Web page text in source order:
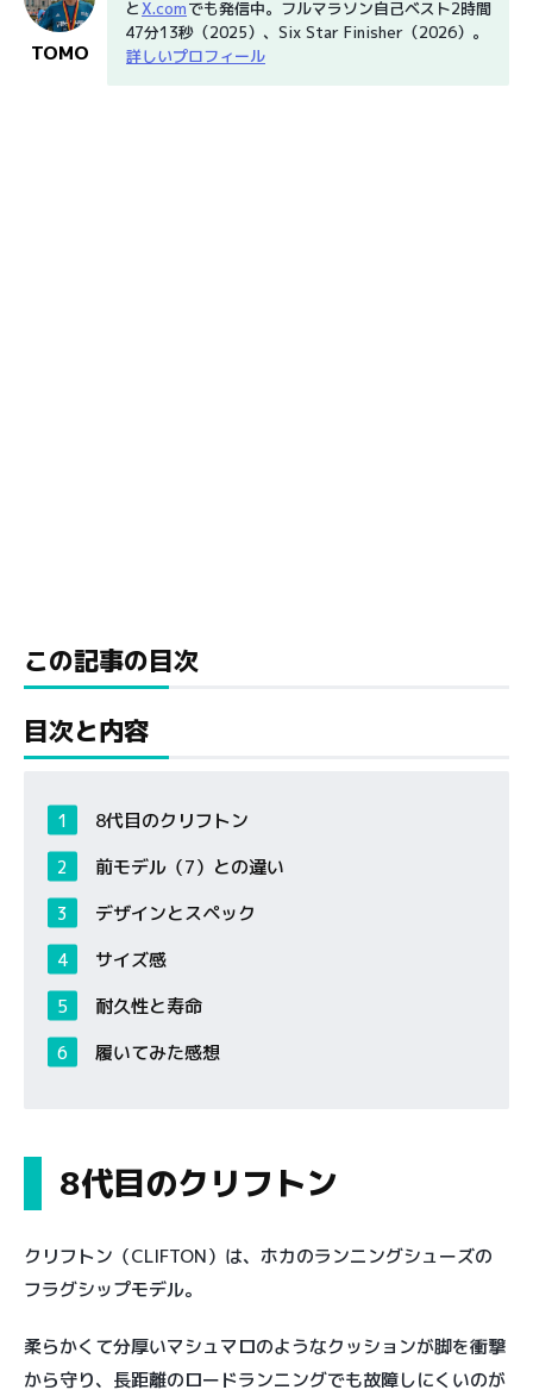
とX.comでも発信中。フルマラソン自己ベスト2時間
47分13秒（2025）、Six Star Finisher（2026）。
詳しいプロフィール
TOMO
この記事の目次
目次と内容
8代目のクリフトン
前モデル（7）との違い
デザインとスペック
サイズ感
耐久性と寿命
履いてみた感想
8代目のクリフトン
クリフトン（CLIFTON）は、ホカのランニングシューズの
フラグシップモデル。
柔らかくて分厚いマシュマロのようなクッションが脚を衝撃
から守り、長距離のロードランニングでも故障しにくいのが